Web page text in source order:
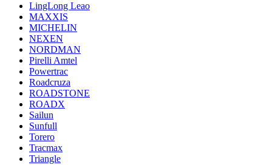
LingLong Leao
MAXXIS
MICHELIN
NEXEN
NORDMAN
Pirelli Amtel
Powertrac
Roadcruza
ROADSTONE
ROADX
Sailun
Sunfull
Torero
Tracmax
Triangle